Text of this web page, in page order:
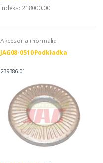
Indeks: 218000.00
Akcesoria i normalia
JAG08-0510 Podkładka
239386.01